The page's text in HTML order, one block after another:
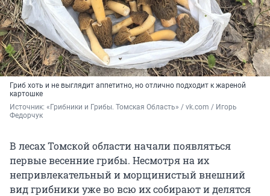
Гриб хоть и не выглядит аппетитно, но отлично подходит к жареной
картошке
Источник: «Грибники и Грибы. Томская Область» / vk.com / Игорь
Федорчук
В лесах Томской области начали появляться
первые весенние грибы. Несмотря на их
непривлекательный и морщинистый внешний
вид грибники уже во всю их собирают и делятся